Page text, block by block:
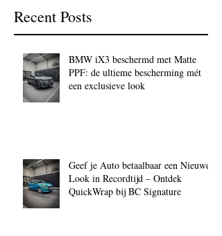
Recent Posts
BMW iX3 beschermd met Matte
PPF: de ultieme bescherming mét
een exclusieve look
Geef je Auto betaalbaar een Nieuwe
Look in Recordtijd – Ontdek
QuickWrap bij BC Signature